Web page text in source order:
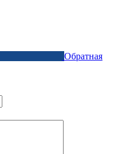
Обратная